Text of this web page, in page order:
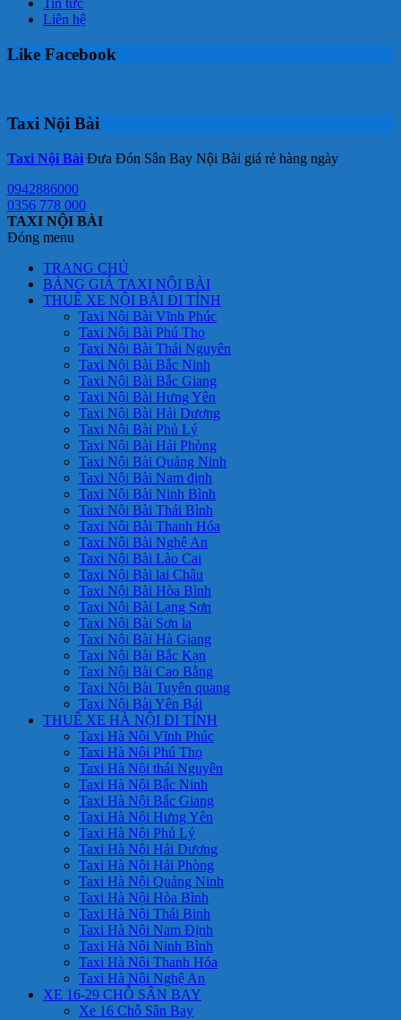
Liên hệ
Like Facebook
Taxi Nội Bài
Taxi Nội Bài Đưa Đón Sân Bay Nội Bài giá rẻ hàng ngày
0942886000
0356 778 000
TAXI NỘI BÀI
Đóng menu
TRANG CHỦ
BẢNG GIÁ TAXI NỘI BÀI
THUÊ XE NỘI BÀI ĐI TỈNH
Taxi Nội Bài Vĩnh Phúc
Taxi Nội Bài Phú Thọ
Taxi Nội Bài Thái Nguyên
Taxi Nội Bài Bắc Ninh
Taxi Nội Bài Bắc Giang
Taxi Nội Bài Hưng Yên
Taxi Nội Bài Hải Dương
Taxi Nội Bài Phủ Lý
Taxi Nội Bài Hải Phòng
Taxi Nội Bài Quảng Ninh
Taxi Nội Bài Nam định
Taxi Nội Bài Ninh Bình
Taxi Nội Bài Thái Bình
Taxi Nội Bài Thanh Hóa
Taxi Nội Bài Nghệ An
Taxi Nội Bài Lào Cai
Taxi Nội Bài lai Châu
Taxi Nội Bài Hòa Bình
Taxi Nội Bài Lạng Sơn
Taxi Nội Bài Sơn la
Taxi Nội Bài Hà Giang
Taxi Nội Bài Bắc Kạn
Taxi Nội Bài Cao Bằng
Taxi Nội Bài Tuyên quang
Taxi Nội Bài Yên Bái
THUÊ XE HÀ NỘI ĐI TỈNH
Taxi Hà Nội Vĩnh Phúc
Taxi Hà Nội Phú Thọ
Taxi Hà Nội thái Nguyên
Taxi Hà Nội Bắc Ninh
Taxi Hà Nội Bắc Giang
Taxi Hà Nội Hưng Yên
Taxi Hà Nội Phủ Lý
Taxi Hà Nội Hải Dương
Taxi Hà Nội Hải Phòng
Taxi Hà Nội Quảng Ninh
Taxi Hà Nội Hòa Bình
Taxi Hà Nội Thái Binh
Taxi Hà Nội Nam Định
Taxi Hà Nội Ninh Bình
Taxi Hà Nội Thanh Hóa
Taxi Hà Nội Nghệ An
XE 16-29 CHỖ SÂN BAY
Xe 16 Chỗ Sân Bay